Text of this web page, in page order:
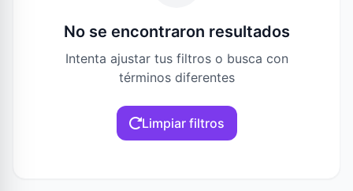
No se encontraron resultados
Intenta ajustar tus filtros o busca con
términos diferentes
Limpiar filtros